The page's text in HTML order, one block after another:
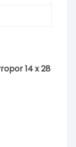
14 x 28